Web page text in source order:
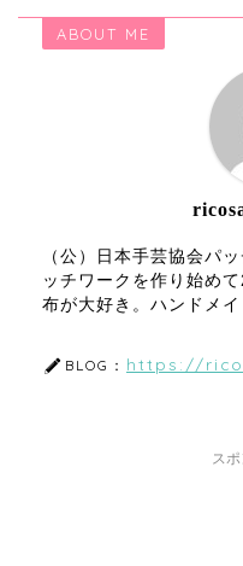
ABOUT ME
（公）日本手芸協会パ
ッチワークを作り始め
布が大好き。ハンドメイ
BLOG： https://
ス